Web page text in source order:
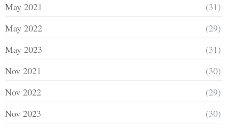
May 2021
(31)
May 2022
(29)
May 2023
(31)
Nov 2021
(30)
Nov 2022
(29)
Nov 2023
(30)